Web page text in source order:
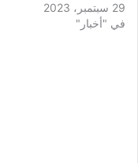
29 سبتمبر، 2023
في "أخبار"